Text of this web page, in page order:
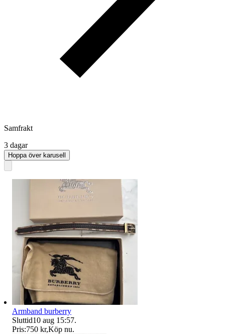
Samfrakt
3 dagar
Hoppa över karusell
Armband burberry
Sluttid10 aug 15:57.
Pris:750 kr,Köp nu.